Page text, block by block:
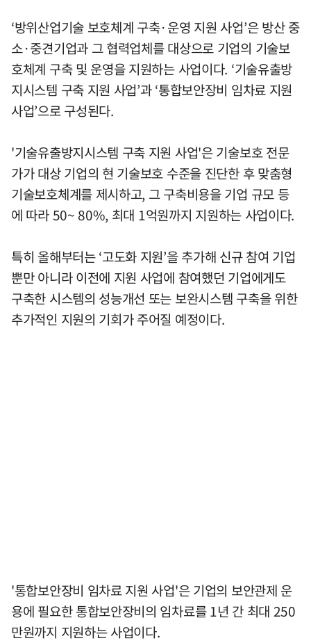
‘방위산업기술 보호체계 구축·운영 지원 사업’은 방산 중
소·중견기업과 그 협력업체를 대상으로 기업의 기술보
호체계 구축 및 운영을 지원하는 사업이다. ‘기술유출방
지시스템 구축 지원 사업’과 ‘통합보안장비 임차료 지원
사업’으로 구성된다.
'기술유출방지시스템 구축 지원 사업'은 기술보호 전문
가가 대상 기업의 현 기술보호 수준을 진단한 후 맞춤형
기술보호체계를 제시하고, 그 구축비용을 기업 규모 등
에 따라 50~ 80%, 최대 1억원까지 지원하는 사업이다.
특히 올해부터는 ‘고도화 지원’을 추가해 신규 참여 기업
뿐만 아니라 이전에 지원 사업에 참여했던 기업에게도
구축한 시스템의 성능개선 또는 보완시스템 구축을 위한
추가적인 지원의 기회가 주어질 예정이다.
'통합보안장비 임차료 지원 사업'은 기업의 보안관제 운
용에 필요한 통합보안장비의 임차료를 1년 간 최대 250
만원까지 지원하는 사업이다.